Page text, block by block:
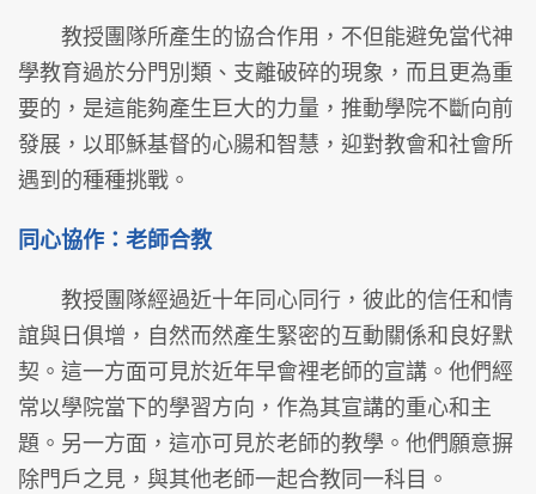
教授團隊所產生的協合作用，不但能避免當代神
學教育過於分門別類、支離破碎的現象，而且更為重
要的，是這能夠產生巨大的力量，推動學院不斷向前
發展，以耶穌基督的心腸和智慧，迎對教會和社會所
遇到的種種挑戰。
同心協作：老師合教
教授團隊經過近十年同心同行，彼此的信任和情
誼與日俱增，自然而然產生緊密的互動關係和良好默
契。這一方面可見於近年早會裡老師的宣講。他們經
常以學院當下的學習方向，作為其宣講的重心和主
題。另一方面，這亦可見於老師的教學。他們願意摒
除門戶之見，與其他老師一起合教同一科目。